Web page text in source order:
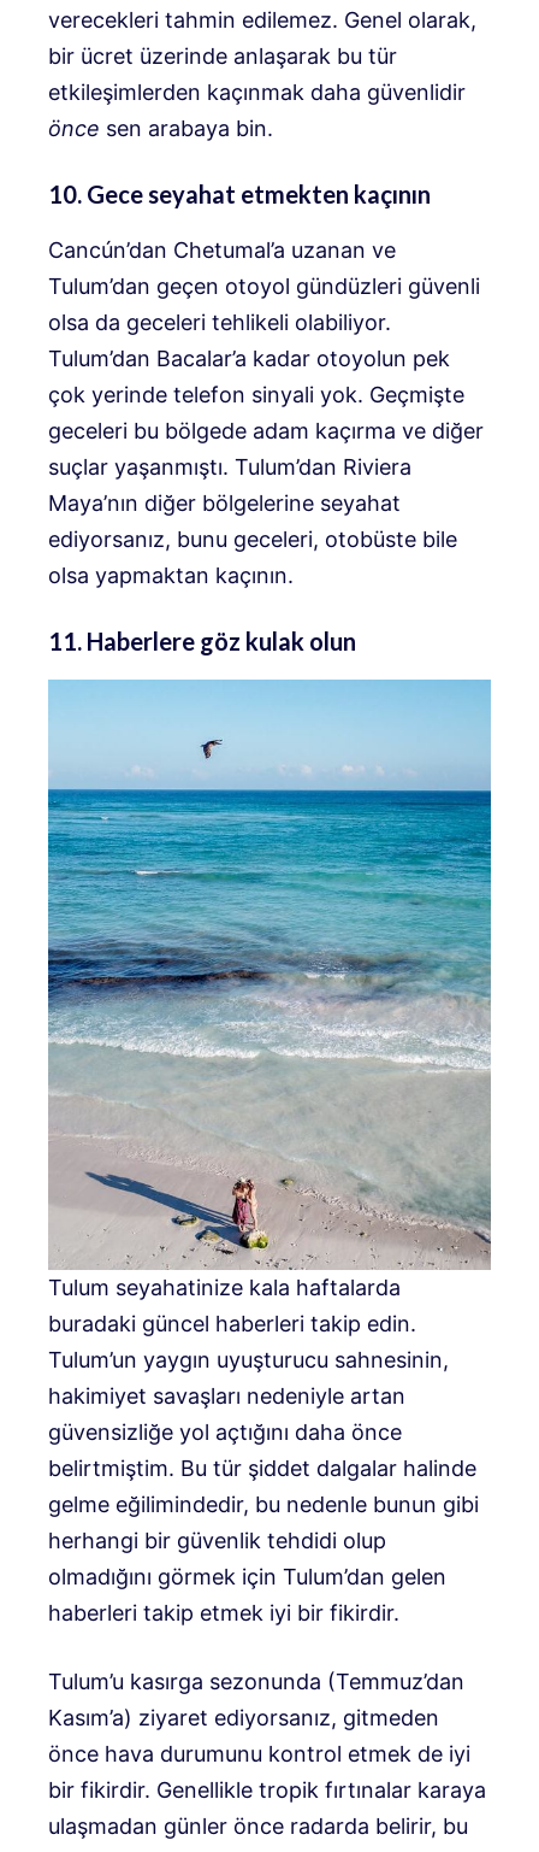
verecekleri tahmin edilemez. Genel olarak,
bir ücret üzerinde anlaşarak bu tür
etkileşimlerden kaçınmak daha güvenlidir
önce sen arabaya bin.
10. Gece seyahat etmekten kaçının
Cancún’dan Chetumal’a uzanan ve
Tulum’dan geçen otoyol gündüzleri güvenli
olsa da geceleri tehlikeli olabiliyor.
Tulum’dan Bacalar’a kadar otoyolun pek
çok yerinde telefon sinyali yok. Geçmişte
geceleri bu bölgede adam kaçırma ve diğer
suçlar yaşanmıştı. Tulum’dan Riviera
Maya’nın diğer bölgelerine seyahat
ediyorsanız, bunu geceleri, otobüste bile
olsa yapmaktan kaçının.
11. Haberlere göz kulak olun
Tulum seyahatinize kala haftalarda
buradaki güncel haberleri takip edin.
Tulum’un yaygın uyuşturucu sahnesinin,
hakimiyet savaşları nedeniyle artan
güvensizliğe yol açtığını daha önce
belirtmiştim. Bu tür şiddet dalgalar halinde
gelme eğilimindedir, bu nedenle bunun gibi
herhangi bir güvenlik tehdidi olup
olmadığını görmek için Tulum’dan gelen
haberleri takip etmek iyi bir fikirdir.
Tulum’u kasırga sezonunda (Temmuz’dan
Kasım’a) ziyaret ediyorsanız, gitmeden
önce hava durumunu kontrol etmek de iyi
bir fikirdir. Genellikle tropik fırtınalar karaya
ulaşmadan günler önce radarda belirir, bu